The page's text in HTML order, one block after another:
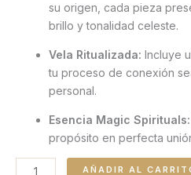
su origen, cada pieza
brillo y tonalidad celeste.
Vela Ritualizada: Incluye
tu proceso de conexión
personal.
Esencia Magic Spirituals:
propósito en perfecta
AÑADIR AL